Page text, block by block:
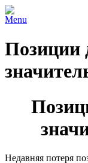
Menu
Позиции
Недавняя потеря